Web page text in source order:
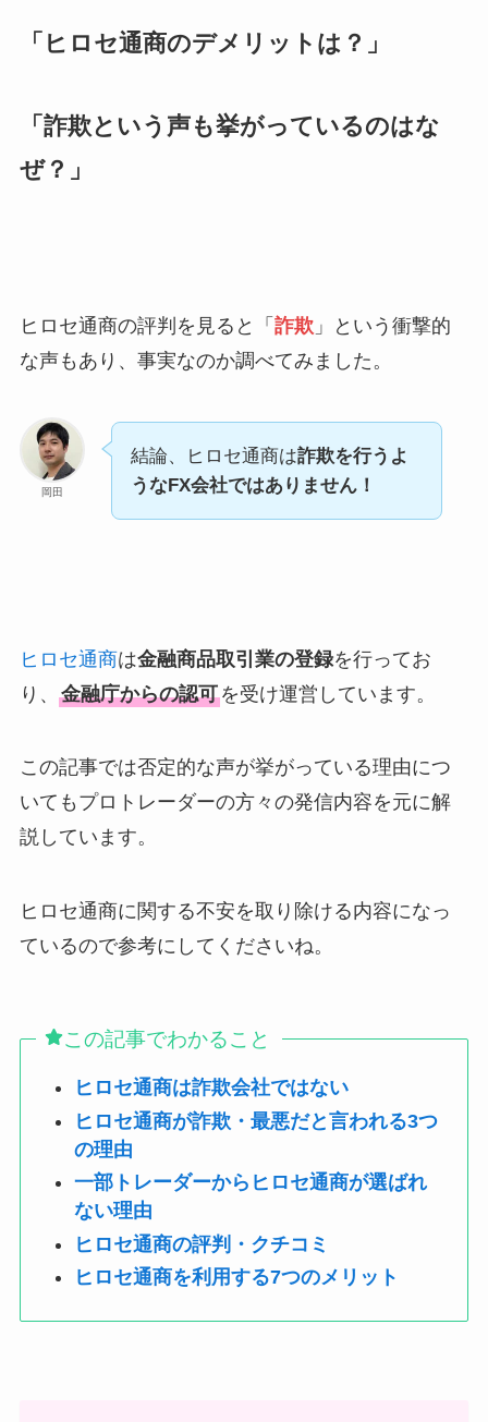
「ヒロセ通商のデメリットは？」
「詐欺という声も挙がっているのはな
ぜ？」
ヒロセ通商の評判を見ると「 詐欺」という衝撃的
な声もあり、事実なのか調べてみました。
岡田
結論、ヒロセ通商は詐欺を行うよ
うなFX会社ではありません！
ヒロセ通商は金融商品取引業の登録を行ってお
り、 金融庁からの認可を受け運営しています。
この記事では否定的な声が挙がっている理由につ
いてもプロトレーダーの方々の発信内容を元に解
説しています。
ヒロセ通商に関する不安を取り除ける内容になっ
ているので参考にしてくださいね。
この記事でわかること
ヒロセ通商は詐欺会社ではない
ヒロセ通商が詐欺・最悪だと言われる3つ
の理由
一部トレーダーからヒロセ通商が選ばれ
ない理由
ヒロセ通商の評判・クチコミ
ヒロセ通商を利用する7つのメリット